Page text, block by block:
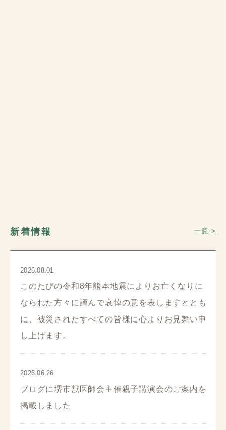
新着情報 一覧 >
2026.08.01
このたびの令和8年熊本地震によりお亡くなりに
なられた方々に謹んで哀悼の意を表しますととも
に、被災されたすべての皆様に心よりお見舞い申
し上げます。
2026.06.26
ブログに堺市獣医師会主催親子講演会のご案内を
掲載しました